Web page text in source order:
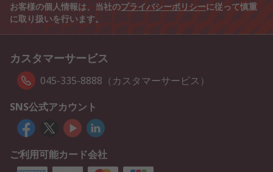
お客様の個人情報は、当社のプライバシーポリシーに従って慎重
に取り扱いを行います。
カスタマーサービス
045-335-8888（カスタマーサービス）
SNS公式アカウント
ご利用可能カード会社